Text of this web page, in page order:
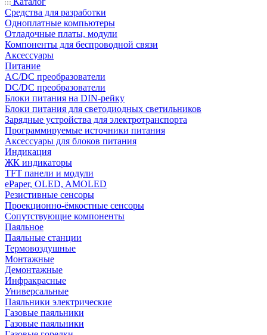
Средства для разработки
Одноплатные компьютеры
Отладочные платы, модули
Компоненты для беспроводной связи
Аксессуары
Питание
AC/DC преобразователи
DC/DC преобразователи
Блоки питания на DIN-рейку
Блоки питания для светодиодных светильников
Зарядные устройства для электротранспорта
Программируемые источники питания
Аксессуары для блоков питания
Индикация
ЖК индикаторы
TFT панели и модули
ePaper, OLED, AMOLED
Резистивные сенсоры
Проекционно-ёмкостные сенсоры
Сопутствующие компоненты
Паяльное
Паяльные станции
Термовоздушные
Монтажные
Демонтажные
Инфракрасные
Универсальные
Паяльники электрические
Газовые паяльники
Газовые паяльники